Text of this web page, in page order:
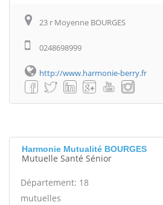
23 r Moyenne BOURGES
0248698999
http://www.harmonie-berry.fr
Harmonie Mutualité BOURGES
Mutuelle Santé Sénior
Département: 18
mutuelles